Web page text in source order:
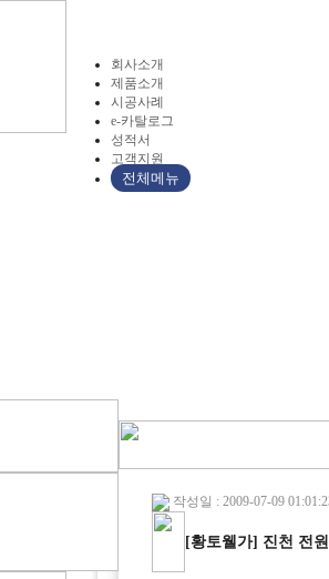
회사소개
제품소개
시공사례
e-카탈로그
성적서
고객지원
전체메뉴
작성일 : 2009-07-09
[황토웰가] 진천 전